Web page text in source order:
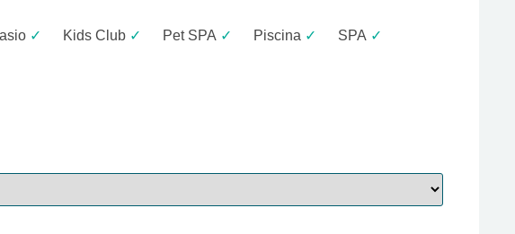
✓ Kids Club ✓ Pet SPA ✓ Piscina ✓ SPA ✓